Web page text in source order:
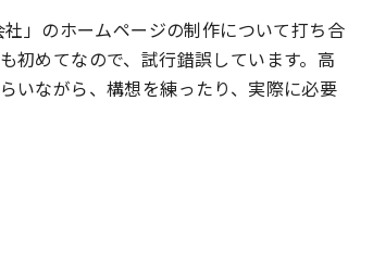
」のホームページの制作について打ち合
初めてなので、試行錯誤しています。高
いながら、構想を練ったり、実際に必要